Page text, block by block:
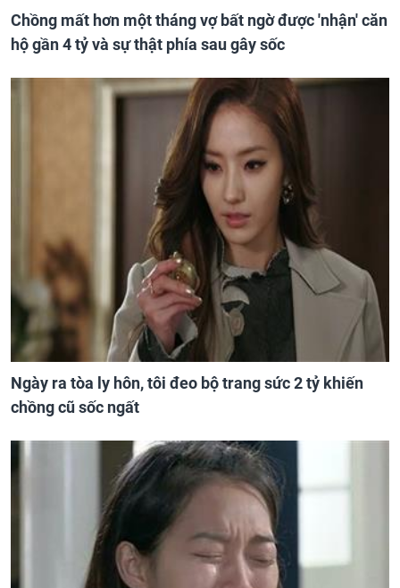
Chồng mất hơn một tháng vợ bất ngờ được 'nhận' căn
hộ gần 4 tỷ và sự thật phía sau gây sốc
Ngày ra tòa ly hôn, tôi đeo bộ trang sức 2 tỷ khiến
chồng cũ sốc ngất